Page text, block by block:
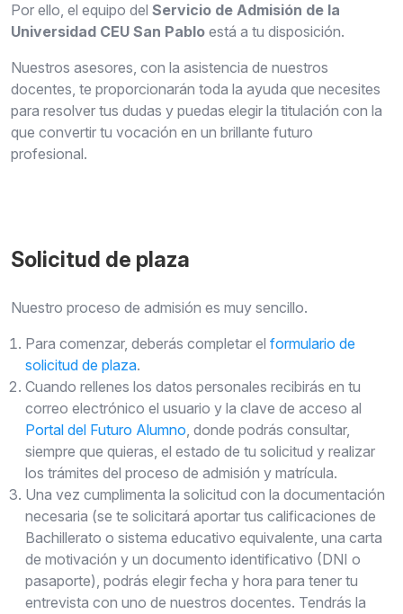
Por ello, el equipo del Servicio de Admisión de la
Universidad CEU San Pablo está a tu disposición.
Nuestros asesores, con la asistencia de nuestros
docentes, te proporcionarán toda la ayuda que necesites
para resolver tus dudas y puedas elegir la titulación con la
que convertir tu vocación en un brillante futuro
profesional.
Solicitud de plaza
Nuestro proceso de admisión es muy sencillo.
Para comenzar, deberás completar el formulario de
solicitud de plaza.
Cuando rellenes los datos personales recibirás en tu
correo electrónico el usuario y la clave de acceso al
Portal del Futuro Alumno, donde podrás consultar,
siempre que quieras, el estado de tu solicitud y realizar
los trámites del proceso de admisión y matrícula.
Una vez cumplimenta la solicitud con la documentación
necesaria (se te solicitará aportar tus calificaciones de
Bachillerato o sistema educativo equivalente, una carta
de motivación y un documento identificativo (DNI o
pasaporte), podrás elegir fecha y hora para tener tu
entrevista con uno de nuestros docentes. Tendrás la